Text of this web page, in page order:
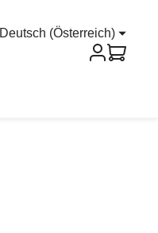
Deutsch (Österreich)